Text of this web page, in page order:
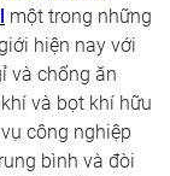
một trong những
hiện nay với
và chống ăn
và bọt khí hữu
công nghiệp
bình và đòi